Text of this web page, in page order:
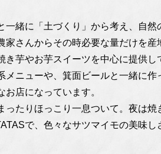
一緒に「土づくり」から考え、自然
家さんからその時必要な量だけを産
き芋やお芋スイーツを中心に提供
メニューや、箕面ビールと一緒に
お店になっています。
ったりほっこり一息ついて。夜は焼
で、色々なサツマイモの美味し